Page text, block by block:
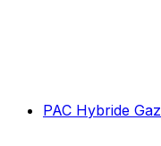
PAC Hybride Gaz